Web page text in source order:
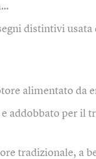
distintivi usata
alimentato da
addobbato per il
tradizionale, a